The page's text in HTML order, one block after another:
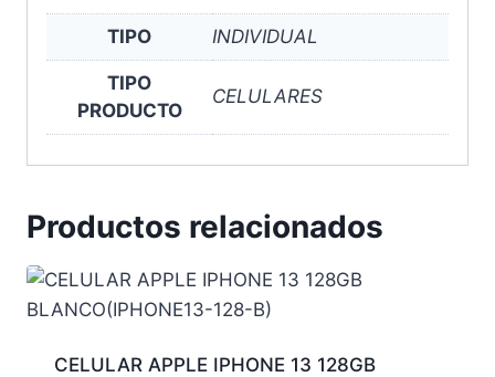
TIPO INDIVIDUAL
TIPO
PRODUCTO
CELULARES
Productos relacionados
CELULAR APPLE IPHONE 13 128GB